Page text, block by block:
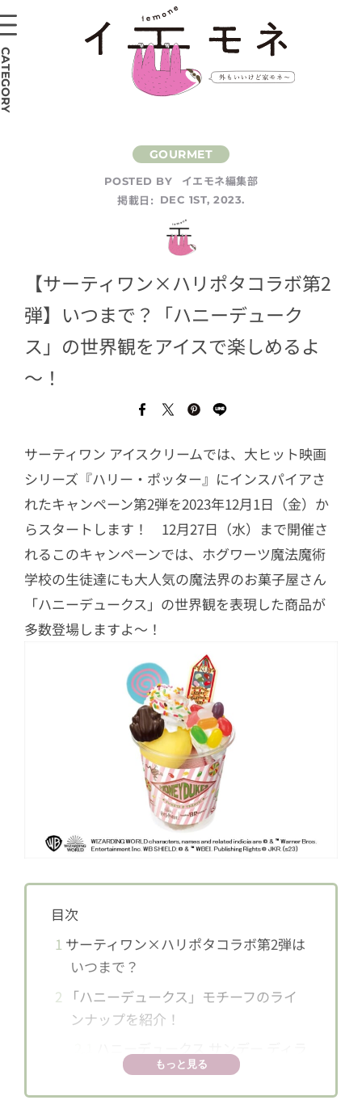
POSTED BY
イエモネ編集部
掲載日:
DEC 1ST, 2023.
【サーティワン×ハリポタコラボ第2
弾】いつまで？「ハニーデューク
ス」の世界観をアイスで楽しめるよ
～！
サーティワン アイスクリームでは、大ヒット映画
シリーズ『ハリー・ポッター』にインスパイアさ
れたキャンペーン第2弾を2023年12月1日（金）か
らスタートします！ 12月27日（水）まで開催さ
れるこのキャンペーンでは、ホグワーツ魔法魔術
学校の生徒達にも大人気の魔法界のお菓子屋さん
「ハニーデュークス」の世界観を表現した商品が
多数登場しますよ～！
目次
1 サーティワン×ハリポタコラボ第2弾は
いつまで？
2 「ハニーデュークス」モチーフのライ
ンナップを紹介！
2.2ハニーデュークス サンデー スペシ
もっと見る